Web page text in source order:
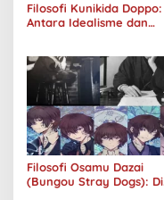
Filosofi Kunikida Doppo:
Antara Idealisme dan
Filosofi Osamu Dazai
(Bungou Stray Dogs): Di